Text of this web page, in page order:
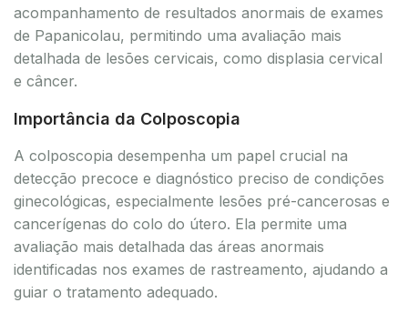
acompanhamento de resultados anormais de exames
de Papanicolau, permitindo uma avaliação mais
detalhada de lesões cervicais, como displasia cervical
e câncer.
Importância da Colposcopia
A colposcopia desempenha um papel crucial na
detecção precoce e diagnóstico preciso de condições
ginecológicas, especialmente lesões pré-cancerosas e
cancerígenas do colo do útero. Ela permite uma
avaliação mais detalhada das áreas anormais
identificadas nos exames de rastreamento, ajudando a
guiar o tratamento adequado.